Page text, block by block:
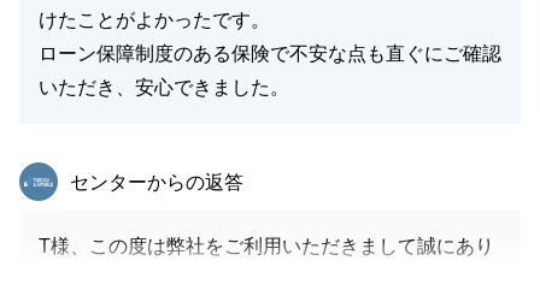
けたことがよかったです。
ローン保障制度のある保険で不安な点も直ぐにご確認
いただき、安心できました。
東急リバブル
センターからの返答
T様、この度は弊社をご利用いただきまして誠にあり